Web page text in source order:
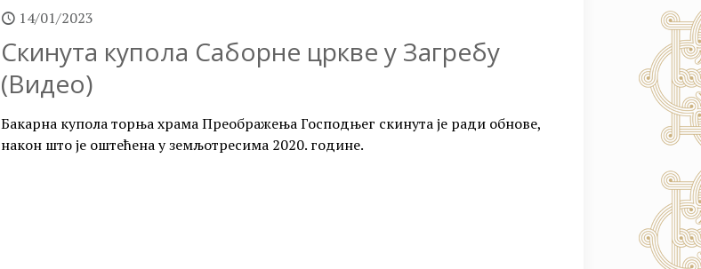
14/01/2023
Скинута купола Саборне цркве у Загребу
(Видео)
Бакарна купола торња храма Преображења Господњег скинута је ради обнове,
након што је оштећена у земљотресима 2020. године.